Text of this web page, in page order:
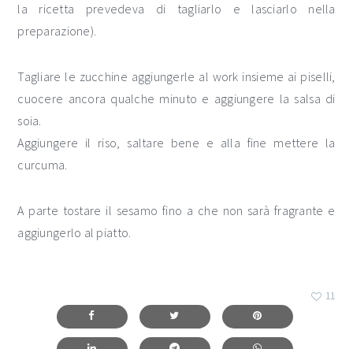
la ricetta prevedeva di tagliarlo e lasciarlo nella
preparazione).
Tagliare le zucchine aggiungerle al work insieme ai piselli,
cuocere ancora qualche minuto e aggiungere la salsa di
soia.
Aggiungere il riso, saltare bene e alla fine mettere la
curcuma.
A parte tostare il sesamo fino a che non sarà fragrante e
aggiungerlo al piatto.
11